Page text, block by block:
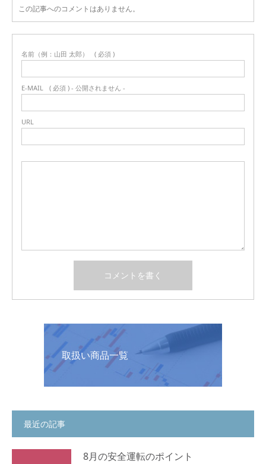
この記事へのコメントはありません。
名前（例：山田 太郎） ( 必須 )
E-MAIL ( 必須 ) - 公開されません -
URL
取扱い商品一覧
最近の記事
8月の安全運転のポイント